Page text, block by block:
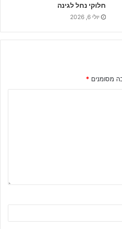
חלוקי נחל לגינה
יולי 6, 2026
מסומנים *